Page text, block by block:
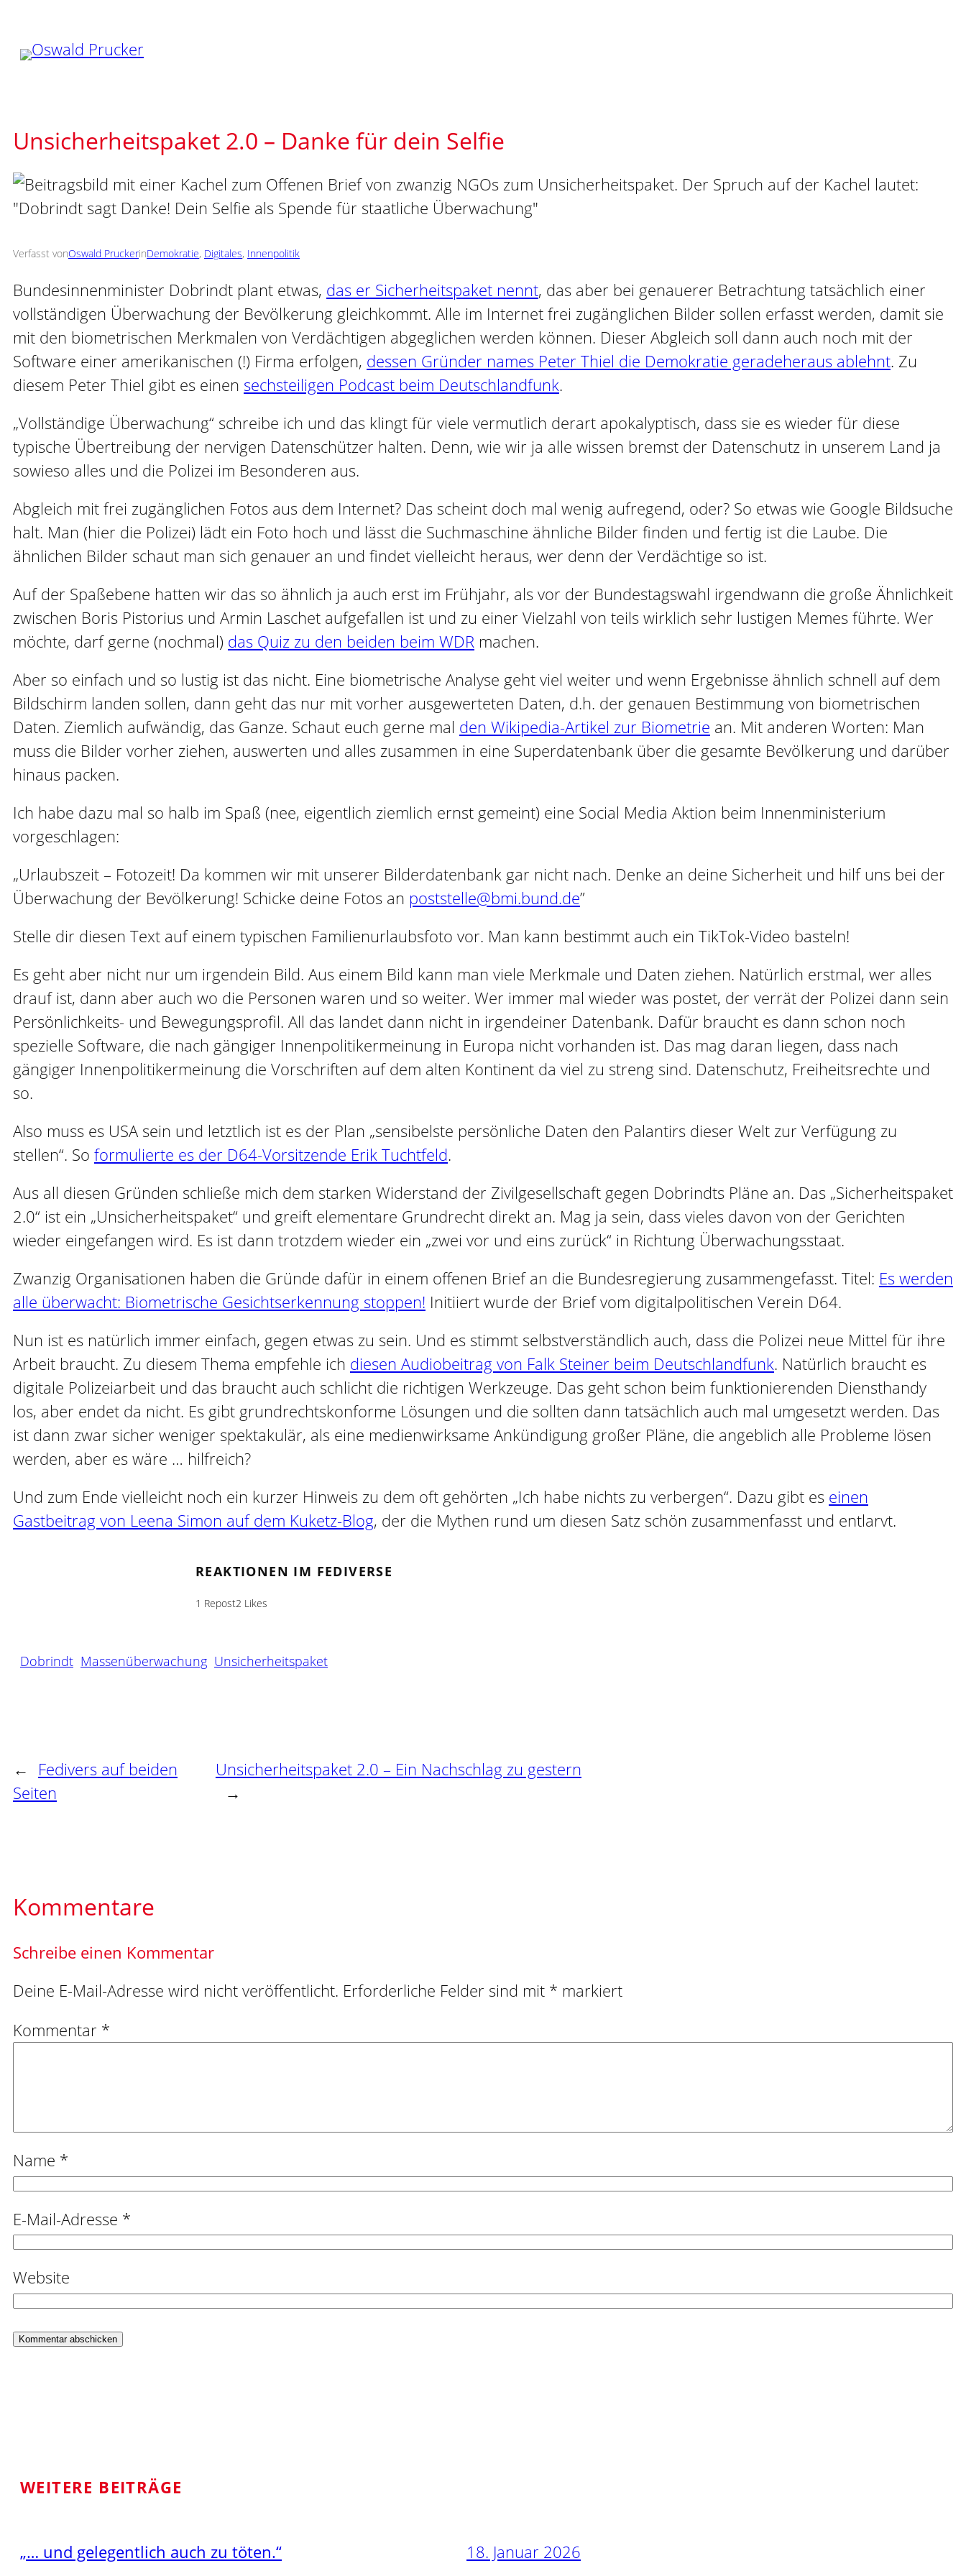
Inhalt
springen
Unsicherheitspaket 2.0 – Danke für dein Selfie
Verfasst vonOswald PruckerinDemokratie, Digitales, Innenpolitik
Bundesinnenminister Dobrindt plant etwas, das er Sicherheitspaket nennt, das aber bei genauerer Betrachtung tatsächlich einer
vollständigen Überwachung der Bevölkerung gleichkommt. Alle im Internet frei zugänglichen Bilder sollen erfasst werden, damit sie
mit den biometrischen Merkmalen von Verdächtigen abgeglichen werden können. Dieser Abgleich soll dann auch noch mit der
Software einer amerikanischen (!) Firma erfolgen, dessen Gründer names Peter Thiel die Demokratie geradeheraus ablehnt. Zu
diesem Peter Thiel gibt es einen sechsteiligen Podcast beim Deutschlandfunk.
„Vollständige Überwachung“ schreibe ich und das klingt für viele vermutlich derart apokalyptisch, dass sie es wieder für diese
typische Übertreibung der nervigen Datenschützer halten. Denn, wie wir ja alle wissen bremst der Datenschutz in unserem Land ja
sowieso alles und die Polizei im Besonderen aus.
Abgleich mit frei zugänglichen Fotos aus dem Internet? Das scheint doch mal wenig aufregend, oder? So etwas wie Google Bildsuche
halt. Man (hier die Polizei) lädt ein Foto hoch und lässt die Suchmaschine ähnliche Bilder finden und fertig ist die Laube. Die
ähnlichen Bilder schaut man sich genauer an und findet vielleicht heraus, wer denn der Verdächtige so ist.
Auf der Spaßebene hatten wir das so ähnlich ja auch erst im Frühjahr, als vor der Bundestagswahl irgendwann die große Ähnlichkeit
zwischen Boris Pistorius und Armin Laschet aufgefallen ist und zu einer Vielzahl von teils wirklich sehr lustigen Memes führte. Wer
möchte, darf gerne (nochmal) das Quiz zu den beiden beim WDR machen.
Aber so einfach und so lustig ist das nicht. Eine biometrische Analyse geht viel weiter und wenn Ergebnisse ähnlich schnell auf dem
Bildschirm landen sollen, dann geht das nur mit vorher ausgewerteten Daten, d.h. der genauen Bestimmung von biometrischen
Daten. Ziemlich aufwändig, das Ganze. Schaut euch gerne mal den Wikipedia-Artikel zur Biometrie an. Mit anderen Worten: Man
muss die Bilder vorher ziehen, auswerten und alles zusammen in eine Superdatenbank über die gesamte Bevölkerung und darüber
hinaus packen.
Ich habe dazu mal so halb im Spaß (nee, eigentlich ziemlich ernst gemeint) eine Social Media Aktion beim Innenministerium
vorgeschlagen:
„Urlaubszeit – Fotozeit! Da kommen wir mit unserer Bilderdatenbank gar nicht nach. Denke an deine Sicherheit und hilf uns bei der
Überwachung der Bevölkerung! Schicke deine Fotos an poststelle@bmi.bund.de”
Stelle dir diesen Text auf einem typischen Familienurlaubsfoto vor. Man kann bestimmt auch ein TikTok-Video basteln!
Es geht aber nicht nur um irgendein Bild. Aus einem Bild kann man viele Merkmale und Daten ziehen. Natürlich erstmal, wer alles
drauf ist, dann aber auch wo die Personen waren und so weiter. Wer immer mal wieder was postet, der verrät der Polizei dann sein
Persönlichkeits- und Bewegungsprofil. All das landet dann nicht in irgendeiner Datenbank. Dafür braucht es dann schon noch
spezielle Software, die nach gängiger Innenpolitikermeinung in Europa nicht vorhanden ist. Das mag daran liegen, dass nach
gängiger Innenpolitikermeinung die Vorschriften auf dem alten Kontinent da viel zu streng sind. Datenschutz, Freiheitsrechte und
so.
Also muss es USA sein und letztlich ist es der Plan „sensibelste persönliche Daten den Palantirs dieser Welt zur Verfügung zu
stellen“. So formulierte es der D64-Vorsitzende Erik Tuchtfeld.
Aus all diesen Gründen schließe mich dem starken Widerstand der Zivilgesellschaft gegen Dobrindts Pläne an. Das „Sicherheitspaket
2.0“ ist ein „Unsicherheitspaket“ und greift elementare Grundrecht direkt an. Mag ja sein, dass vieles davon von der Gerichten
wieder eingefangen wird. Es ist dann trotzdem wieder ein „zwei vor und eins zurück“ in Richtung Überwachungsstaat.
Zwanzig Organisationen haben die Gründe dafür in einem offenen Brief an die Bundesregierung zusammengefasst. Titel: Es werden
alle überwacht: Biometrische Gesichtserkennung stoppen! Initiiert wurde der Brief vom digitalpolitischen Verein D64.
Nun ist es natürlich immer einfach, gegen etwas zu sein. Und es stimmt selbstverständlich auch, dass die Polizei neue Mittel für ihre
Arbeit braucht. Zu diesem Thema empfehle ich diesen Audiobeitrag von Falk Steiner beim Deutschlandfunk. Natürlich braucht es
digitale Polizeiarbeit und das braucht auch schlicht die richtigen Werkzeuge. Das geht schon beim funktionierenden Diensthandy
los, aber endet da nicht. Es gibt grundrechtskonforme Lösungen und die sollten dann tatsächlich auch mal umgesetzt werden. Das
ist dann zwar sicher weniger spektakulär, als eine medienwirksame Ankündigung großer Pläne, die angeblich alle Probleme lösen
werden, aber es wäre … hilfreich?
Und zum Ende vielleicht noch ein kurzer Hinweis zu dem oft gehörten „Ich habe nichts zu verbergen“. Dazu gibt es einen
Gastbeitrag von Leena Simon auf dem Kuketz-Blog, der die Mythen rund um diesen Satz schön zusammenfasst und entlarvt.
REAKTIONEN IM FEDIVERSE
1 Repost2 Likes
Dobrindt Massenüberwachung Unsicherheitspaket
←
Fedivers auf beiden
Seiten
Unsicherheitspaket 2.0 – Ein Nachschlag zu gestern
→
Kommentare
Schreibe einen Kommentar
Deine E-Mail-Adresse wird nicht veröffentlicht. Erforderliche Felder sind mit * markiert
Kommentar *
Name *
E-Mail-Adresse *
Website
WEITERE BEITRÄGE
„… und gelegentlich auch zu töten.“ 18. Januar 2026